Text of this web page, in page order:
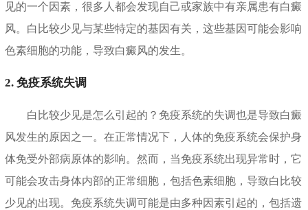
见的一个因素，很多人都会发现自己或家族中有亲属患有白癜
风。白比较少见与某些特定的基因有关，这些基因可能会影响
色素细胞的功能，导致白癜风的发生。
2. 免疫系统失调
白比较少见是怎么引起的？免疫系统的失调也是导致白癜
风发生的原因之一。在正常情况下，人体的免疫系统会保护身
体免受外部病原体的影响。然而，当免疫系统出现异常时，它
可能会攻击身体内部的正常细胞，包括色素细胞，导致白比较
少见的出现。免疫系统失调可能是由多种因素引起的，包括遗